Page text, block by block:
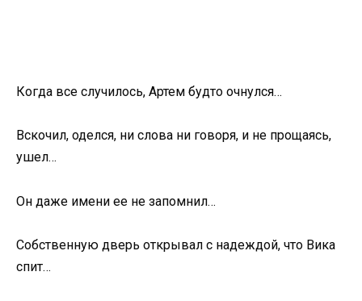
Когда все случилось, Артем будто очнулся…
Вскочил, оделся, ни слова ни говоря, и не прощаясь,
ушел…
Он даже имени ее не запомнил…
Собственную дверь открывал с надеждой, что Вика
спит…